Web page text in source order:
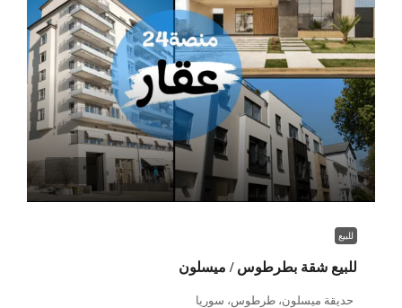
للبيع
للبيع شقة بطرطوس / ميسلون
حديقة ميسلون، طرطوس، سوريا